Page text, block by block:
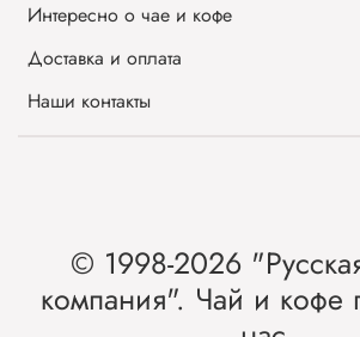
Интересно о чае и кофе
Доставка и оплата
Наши контакты
© 1998-2026
компания". Чай и кофе